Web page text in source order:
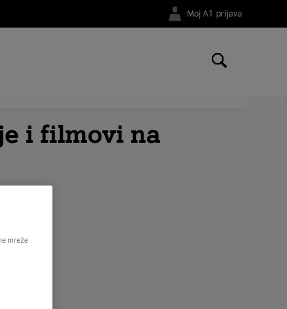
Moj A1 prijava
i filmovi na
mreže